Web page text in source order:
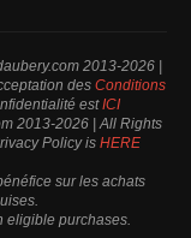
2013-2026 |
des Conditions
estICI
2013-2026 | All Rights
Policy is HERE
sur les achats
eligible purchases.